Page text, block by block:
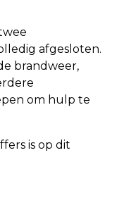
afgesloten.
brandweer,
om hulp te
is op dit